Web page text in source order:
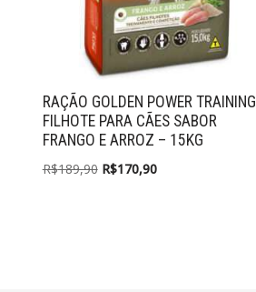
RAÇÃO GOLDEN POWER TRAINING
FILHOTE PARA CÃES SABOR
FRANGO E ARROZ – 15KG
R$189,90 R$170,90